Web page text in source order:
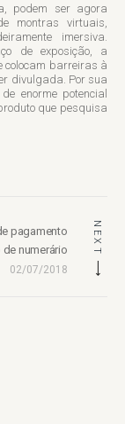
podem ser agora
montras virtuais,
imersiva.
de exposição, a
colocam barreiras à
divulgada. Por sua
enorme potencial
que pesquisa
NEXT
pagamento
de numerário
02/07/2018